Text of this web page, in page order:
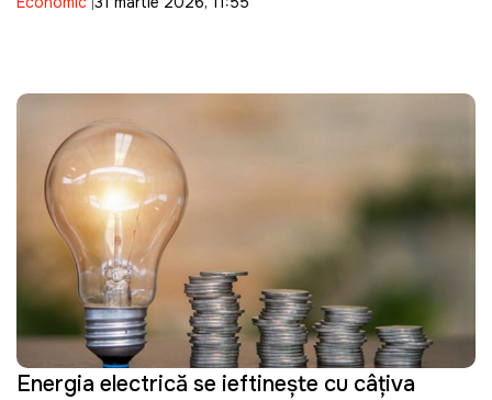
Energia electrică se ieftineşte cu câţiva